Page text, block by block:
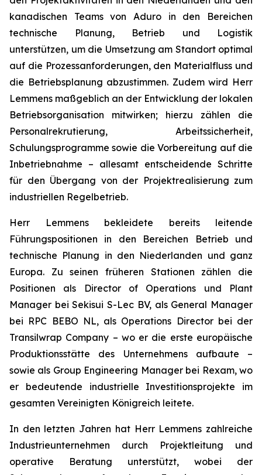
kanadischen Teams von Aduro in den Bereichen
technische Planung, Betrieb und Logistik
unterstützen, um die Umsetzung am Standort optimal
auf die Prozessanforderungen, den Materialfluss und
die Betriebsplanung abzustimmen. Zudem wird Herr
Lemmens maßgeblich an der Entwicklung der lokalen
Betriebsorganisation mitwirken; hierzu zählen die
Personalrekrutierung, Arbeitssicherheit,
Schulungsprogramme sowie die Vorbereitung auf die
Inbetriebnahme – allesamt entscheidende Schritte
für den Übergang von der Projektrealisierung zum
industriellen Regelbetrieb.
Herr Lemmens bekleidete bereits leitende
Führungspositionen in den Bereichen Betrieb und
technische Planung in den Niederlanden und ganz
Europa. Zu seinen früheren Stationen zählen die
Positionen als Director of Operations und Plant
Manager bei Sekisui S-Lec BV, als General Manager
bei RPC BEBO NL, als Operations Director bei der
Transilwrap Company – wo er die erste europäische
Produktionsstätte des Unternehmens aufbaute –
sowie als Group Engineering Manager bei Rexam, wo
er bedeutende industrielle Investitionsprojekte im
gesamten Vereinigten Königreich leitete.
In den letzten Jahren hat Herr Lemmens zahlreiche
Industrieunternehmen durch Projektleitung und
operative Beratung unterstützt, wobei der